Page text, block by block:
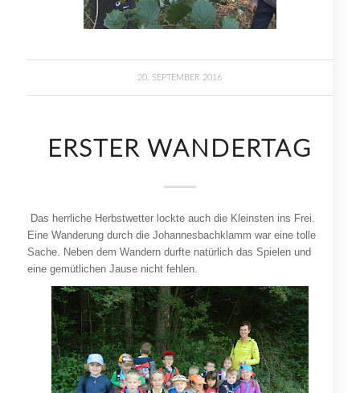
20. SEPTEMBER 2016
ERSTER WANDERTAG
Das herrliche Herbstwetter lockte auch die Kleinsten ins Frei.
Eine Wanderung durch die Johannesbachklamm war eine tolle
Sache. Neben dem Wandern durfte natürlich das Spielen und
eine gemütlichen Jause nicht fehlen.